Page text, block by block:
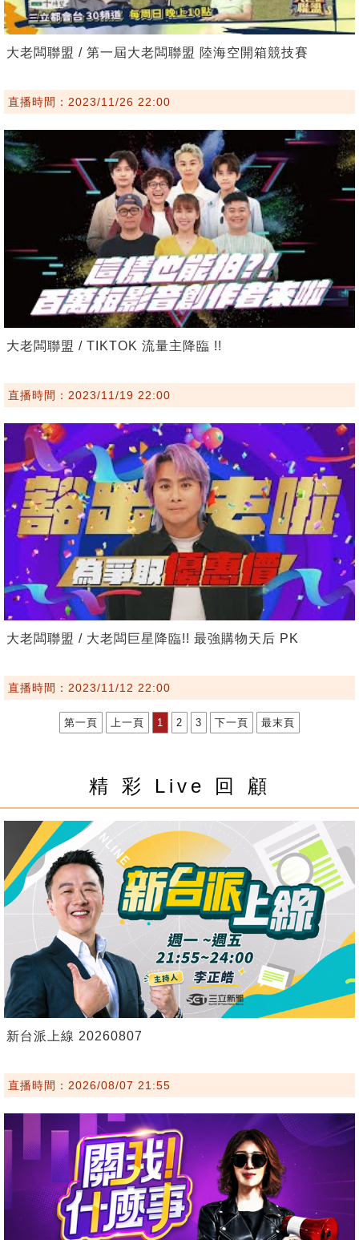
大老闆聯盟 / 第一屆大老闆聯盟 陸海空開箱競技賽
直播時間：2023/11/26 22:00
大老闆聯盟 / TIKTOK 流量主降臨 !!
直播時間：2023/11/19 22:00
大老闆聯盟 / 大老闆巨星降臨!! 最強購物天后 PK
直播時間：2023/11/12 22:00
第一頁 上一頁 1 2 3 下一頁 最末頁
精 彩 Live 回 顧
新台派上線 20260807
直播時間：2026/08/07 21:55